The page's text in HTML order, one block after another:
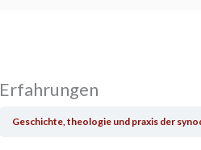
Erfahrungen
Geschichte, theologie und praxis der